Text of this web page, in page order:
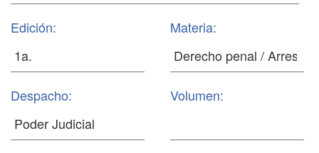
Edición: Materia:
Despacho: Volumen: